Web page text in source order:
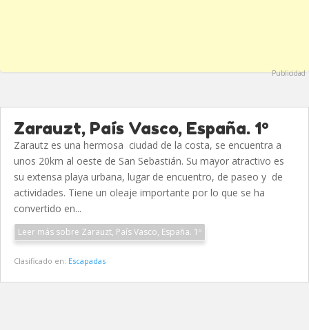
Publicidad
Zarauzt, País Vasco, España. 1º
Zarautz es una hermosa ciudad de la costa, se encuentra a
unos 20km al oeste de San Sebastián. Su mayor atractivo es
su extensa playa urbana, lugar de encuentro, de paseo y de
actividades. Tiene un oleaje importante por lo que se ha
convertido en...
Leer más sobre Zarauzt, País Vasco, España. 1º
Clasificado en: Escapadas